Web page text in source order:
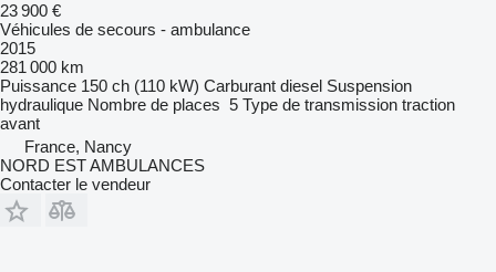
23 900 €
Véhicules de secours - ambulance
2015
281 000 km
Puissance 150 ch (110 kW) Carburant diesel Suspension
hydraulique Nombre de places 5 Type de transmission traction
avant
France, Nancy
NORD EST AMBULANCES
Contacter le vendeur